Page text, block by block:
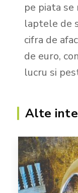
pe piata se
laptele de
cifra de
de euro,
lucru si
Alte